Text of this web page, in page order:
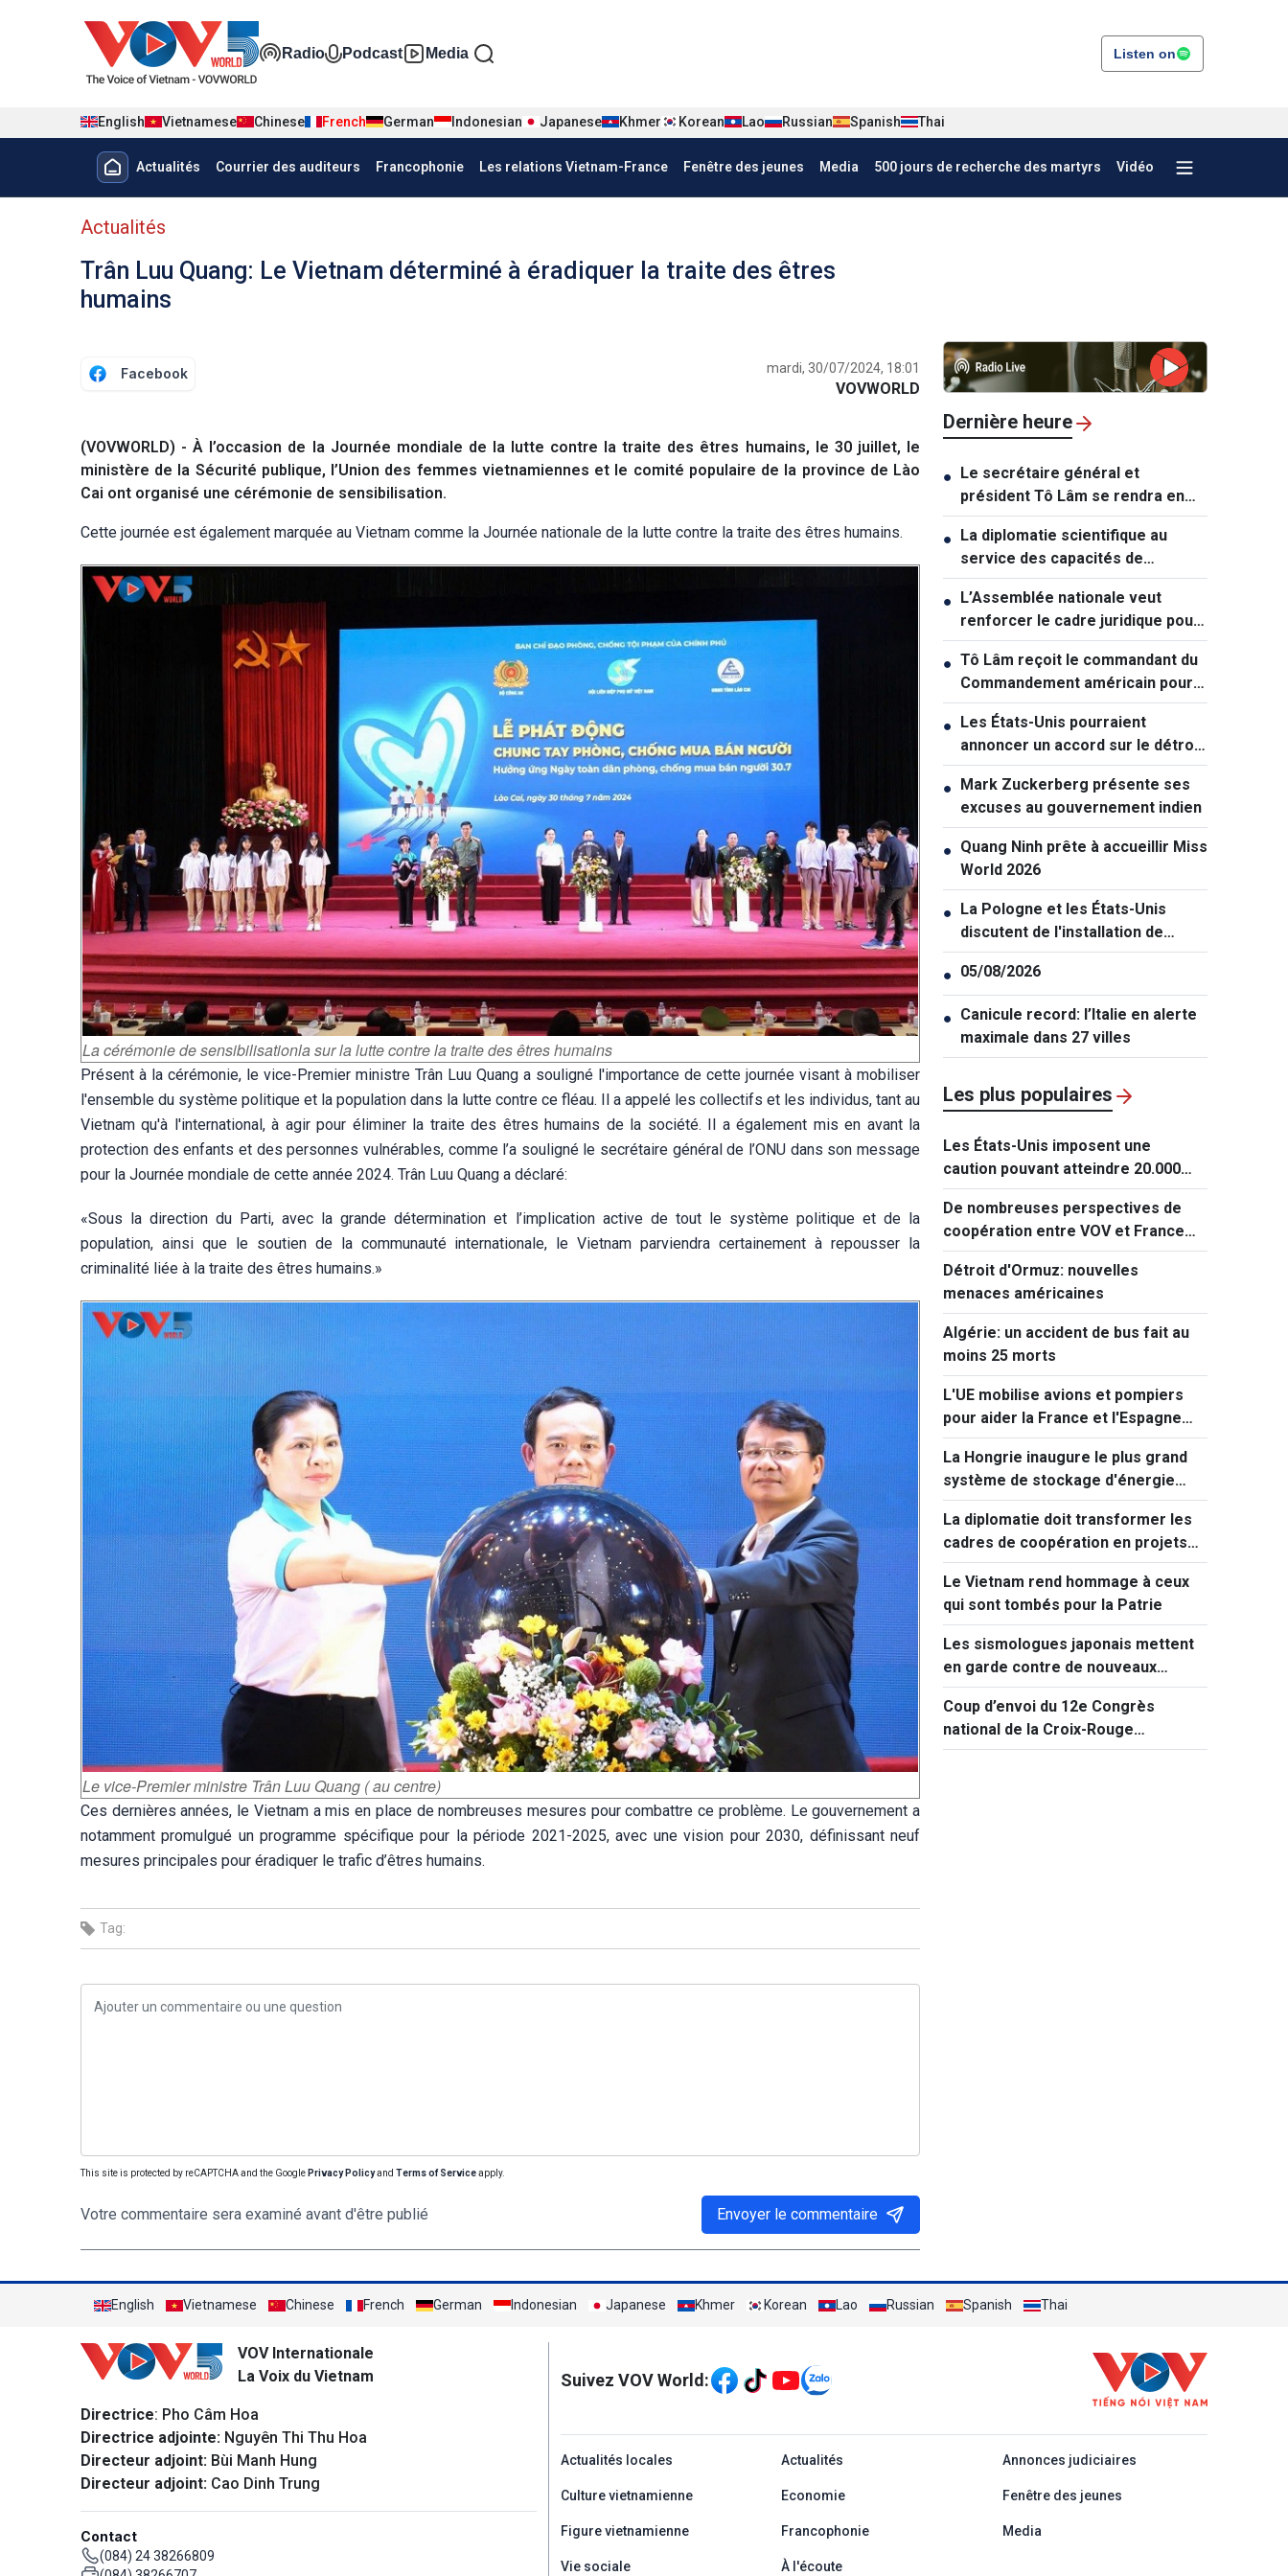
Đa phương tiện tiếng Pháp
Radio Podcast Media Listen on
English Vietnamese Chinese French German Indonesian Japanese Khmer Korean Lao Russian Spanish Thai
Menu trang chủ tiếng Pháp
Actualités Courrier des auditeurs Francophonie Les relations Vietnam-France Fenêtre des jeunes Media 500 jours de recherche des martyrs Vidéo
menu phụ tiếng Pháp
Actualités
Trân Luu Quang: Le Vietnam déterminé à éradiquer la traite des êtres
humains
Facebook mardi, 30/07/2024, 18:01
VOVWORLD
(VOVWORLD) - À l’occasion de la Journée mondiale de la lutte contre la traite des êtres humains, le 30 juillet, le
ministère de la Sécurité publique, l’Union des femmes vietnamiennes et le comité populaire de la province de Lào
Cai ont organisé une cérémonie de sensibilisation.
Cette journée est également marquée au Vietnam comme la Journée nationale de la lutte contre la traite des êtres humains.
La cérémonie de sensibilisationla sur la lutte contre la traite des êtres humains
Présent à la cérémonie, le vice-Premier ministre Trân Luu Quang a souligné l'importance de cette journée visant à mobiliser
l'ensemble du système politique et la population dans la lutte contre ce fléau. Il a appelé les collectifs et les individus, tant au
Vietnam qu'à l'international, à agir pour éliminer la traite des êtres humains de la société. Il a également mis en avant la
protection des enfants et des personnes vulnérables, comme l’a souligné le secrétaire général de l’ONU dans son message
pour la Journée mondiale de cette année 2024. Trân Luu Quang a déclaré:
«Sous la direction du Parti, avec la grande détermination et l’implication active de tout le système politique et de la
population, ainsi que le soutien de la communauté internationale, le Vietnam parviendra certainement à repousser la
criminalité liée à la traite des êtres humains.»
Le vice-Premier ministre Trân Luu Quang ( au centre)
Ces dernières années, le Vietnam a mis en place de nombreuses mesures pour combattre ce problème. Le gouvernement a
notamment promulgué un programme spécifique pour la période 2021-2025, avec une vision pour 2030, définissant neuf
mesures principales pour éradiquer le trafic d’êtres humains.
Tag:
This site is protected by reCAPTCHA and the Google Privacy Policyand Terms of Serviceapply.
Votre commentaire sera examiné avant d'être publié Envoyer le commentaire
Dernière heure
● Le secrétaire général et
président Tô Lâm se rendra en
Australie et en Nouvelle-Zélande
● La diplomatie scientifique au
service des capacités de
développement national
● L’Assemblée nationale veut
renforcer le cadre juridique pour
soutenir la croissance
● Tô Lâm reçoit le commandant du
Commandement américain pour
l'Indopacifique
● Les États-Unis pourraient
annoncer un accord sur le détroit
d'Ormuz dans les prochaines 48
heures
● Mark Zuckerberg présente ses
excuses au gouvernement indien
● Quang Ninh prête à accueillir Miss
World 2026
● La Pologne et les États-Unis
discutent de l'installation de
bases militaires permanentes
● 05/08/2026
● Canicule record: l’Italie en alerte
maximale dans 27 villes
Les plus populaires
Les États-Unis imposent une
caution pouvant atteindre 20.000
dollars pour les demandes de visa
de ressortissants de 50 pays
De nombreuses perspectives de
coopération entre VOV et France
Médias Monde
Détroit d'Ormuz: nouvelles
menaces américaines
Algérie: un accident de bus fait au
moins 25 morts
L'UE mobilise avions et pompiers
pour aider la France et l'Espagne
face aux incendies
La Hongrie inaugure le plus grand
système de stockage d'énergie
d'Europe centrale
La diplomatie doit transformer les
cadres de coopération en projets
concrets
Le Vietnam rend hommage à ceux
qui sont tombés pour la Patrie
Les sismologues japonais mettent
en garde contre de nouveaux
séismes majeurs après celui de
Kumamoto
Coup d’envoi du 12e Congrès
national de la Croix-Rouge
vietnamienne
English Vietnamese Chinese French German Indonesian Japanese Khmer Korean Lao Russian Spanish Thai
VOV Internationale
La Voix du Vietnam
Directrice: Pho Câm Hoa
Directrice adjointe: Nguyên Thi Thu Hoa
Directeur adjoint: Bùi Manh Hung
Directeur adjoint: Cao Dinh Trung
Contact
(084) 24 38266809
Mạng xã hội
Suivez VOV World:
menu footer tiếng Pháp
Actualités locales Actualités Annonces judiciaires
Culture vietnamienne Economie Fenêtre des jeunes
Figure vietnamienne Francophonie Media
Vie sociale À l'écoute